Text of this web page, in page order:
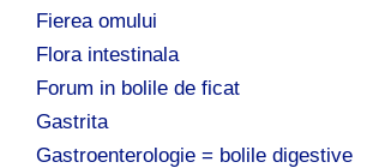
Fierea omului
Flora intestinala
Forum in bolile de ficat
Gastrita
Gastroenterologie = bolile digestive